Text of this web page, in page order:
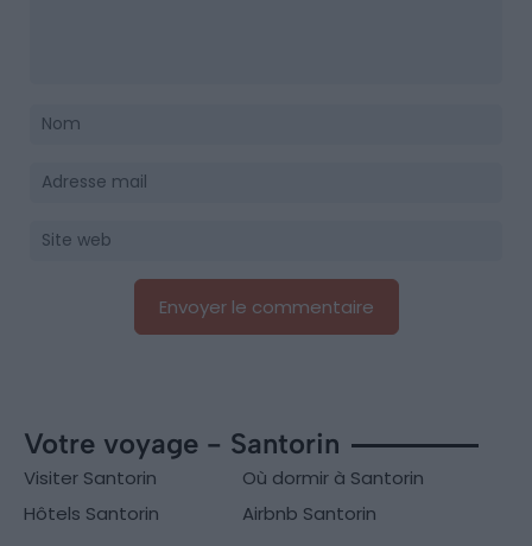
Votre voyage - Santorin
Visiter Santorin
Où dormir à Santorin
Hôtels Santorin
Airbnb Santorin